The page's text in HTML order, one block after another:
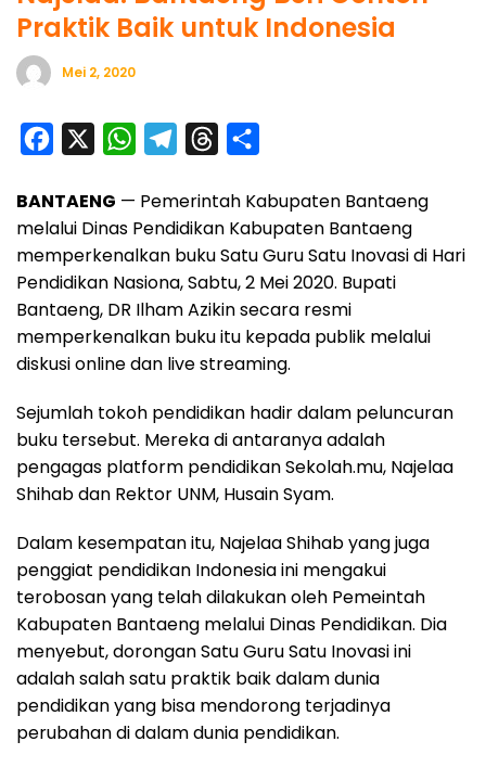
Praktik Baik untuk Indonesia
Mei 2, 2020
c
e
b
o
o
k
W
a
t
s
A
p
p
l
e
g
r
a
m
r
e
a
d
s
a
r
e
BANTAENG — Pemerintah Kabupaten Bantaeng
melalui Dinas Pendidikan Kabupaten Bantaeng
memperkenalkan buku Satu Guru Satu Inovasi di Hari
Pendidikan Nasiona, Sabtu, 2 Mei 2020. Bupati
Bantaeng, DR Ilham Azikin secara resmi
memperkenalkan buku itu kepada publik melalui
diskusi online dan live streaming.
Sejumlah tokoh pendidikan hadir dalam peluncuran
buku tersebut. Mereka di antaranya adalah
pengagas platform pendidikan Sekolah.mu, Najelaa
Shihab dan Rektor UNM, Husain Syam.
Dalam kesempatan itu, Najelaa Shihab yang juga
penggiat pendidikan Indonesia ini mengakui
terobosan yang telah dilakukan oleh Pemeintah
Kabupaten Bantaeng melalui Dinas Pendidikan. Dia
menyebut, dorongan Satu Guru Satu Inovasi ini
adalah salah satu praktik baik dalam dunia
pendidikan yang bisa mendorong terjadinya
perubahan di dalam dunia pendidikan.